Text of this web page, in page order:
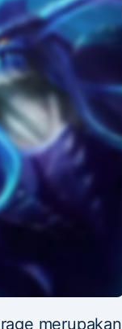
merupakan